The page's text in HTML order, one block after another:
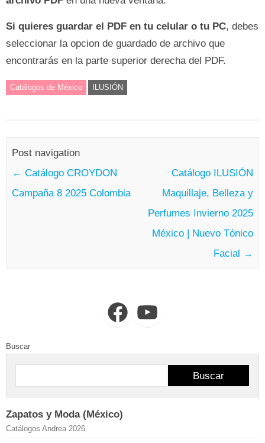
Si quieres guardar el PDF en tu celular o tu PC, debes
seleccionar la opcion de guardado de archivo que
encontrarás en la parte superior derecha del PDF.
Catálogos de México ILUSIÓN
Post navigation
← Catálogo CROYDON
Campaña 8 2025 Colombia
Catálogo ILUSIÓN
Maquillaje, Belleza y
Perfumes Invierno 2025
México | Nuevo Tónico
Facial →
FacebookYouTube
Buscar
Buscar
Zapatos y Moda (México)
Catálogos Andrea 2026